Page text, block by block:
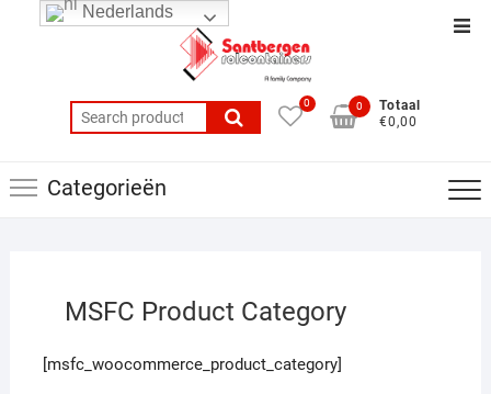
Top
Search
for:
0
Totaal
€0,00
0
Categorieën
MSFC Product Category
[msfc_woocommerce_product_category]
Nederlands